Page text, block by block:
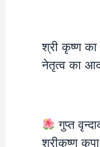
श्री कृष्ण का
नेतृत्व का
गुप्त
श्रीकृष्ण